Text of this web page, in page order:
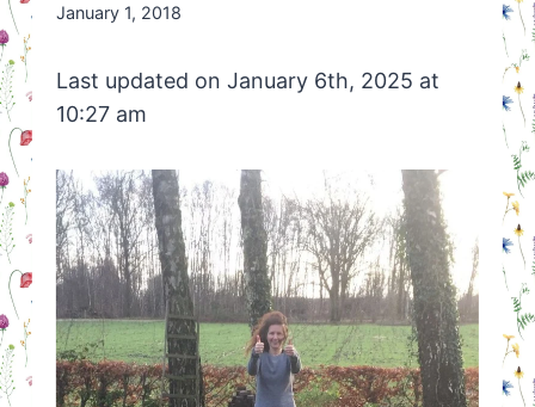
By
January 1, 2018
Last updated on January 6th, 2025 at
10:27 am